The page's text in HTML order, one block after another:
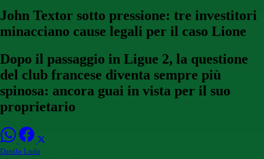
John Textor sotto pressione: tre investitori
minacciano cause legali per il caso Lione
Dopo il passaggio in Ligue 2, la questione
del club francese diventa sempre più
spinosa: ancora guai in vista per il suo
proprietario
Danilo Loda